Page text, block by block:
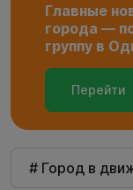
Главные
города —
группу в
Перейти
# Город в